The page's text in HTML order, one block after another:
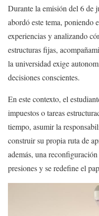
Durante la emisión del 6 de
abordó este tema, poniendo
experiencias y analizando
estructuras fijas,
la universidad exige
decisiones conscientes.
En este contexto, el
impuestos o tareas
tiempo, asumir la
construir su propia ruta de
además, una
presiones y se redefine el